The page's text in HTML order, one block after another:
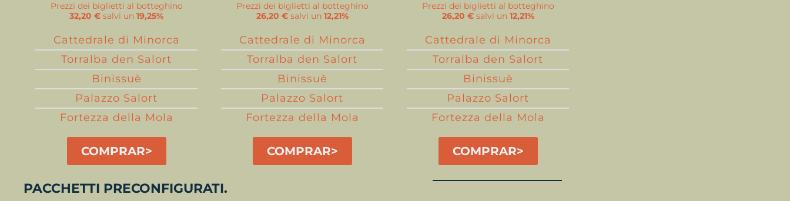
Prezzi dei biglietti al botteghino
32,20 € salvi un19,25%
Cattedrale di Minorca
Torralba den Salort
Binissuè
Palazzo Salort
Fortezza della Mola
COMPRAR>
Prezzi dei biglietti al botteghino
26,20 €salvi un 12,21%
Cattedrale di Minorca
Torralba den Salort
Binissuè
Palazzo Salort
Fortezza della Mola
COMPRAR>
Prezzi dei biglietti al botteghino
26,20 €salvi un 12,21%
Cattedrale di Minorca
Torralba den Salort
Binissuè
Palazzo Salort
Fortezza della Mola
COMPRAR>
PACCHETTI PRECONFIGURATI.